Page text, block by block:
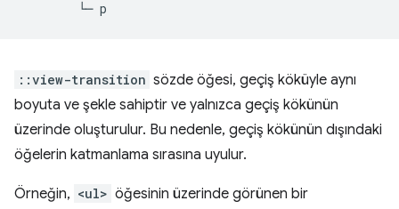
::view-transition sözde öğesi, geçiş köküyle aynı
boyuta ve şekle sahiptir ve yalnızca geçiş kökünün
üzerinde oluşturulur. Bu nedenle, geçiş kökünün dışındaki
öğelerin katmanlama sırasına uyulur.
Örneğin, <ul> öğesinin üzerinde görünen bir